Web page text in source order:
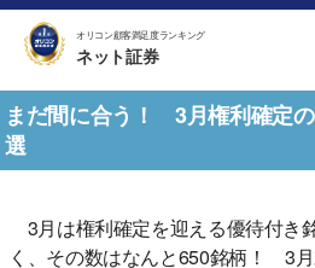
オリコン顧客満足度ランキング
ネット証券
まだ間に合う！ 3月権利確定
選
3月は権利確定を迎える優待付き
く、その数はなんと650銘柄！ 3